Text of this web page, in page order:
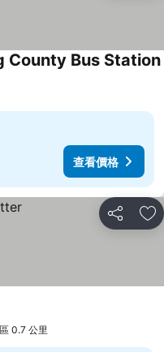
County Bus Station
查看價格
分享 加
0.7 公里